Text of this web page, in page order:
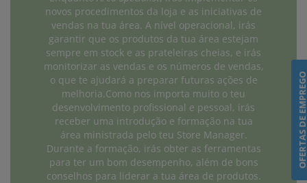
OFERTAS
novos procedimentos da loja e as iniciativas de
vendas na tua área. A nível operacional, irás
garantir que os produtos da tua área estejam
sempre em stock e as prateleiras cheias, e irás
monitorizar as vendas e os números de vendas,
o que te ajudará a preparar futuras ações de
melhoria.Como nos importa muito o teu
desenvolvimento profissional e pessoal, irás
receber uma introdução e formação na tua
área ministrada pelo teu Store Manager.
Durante a formação, irás obter as ferramentas
para ter um bom desempenho, além de bons
conselhos para liderar a tua área de produtos.